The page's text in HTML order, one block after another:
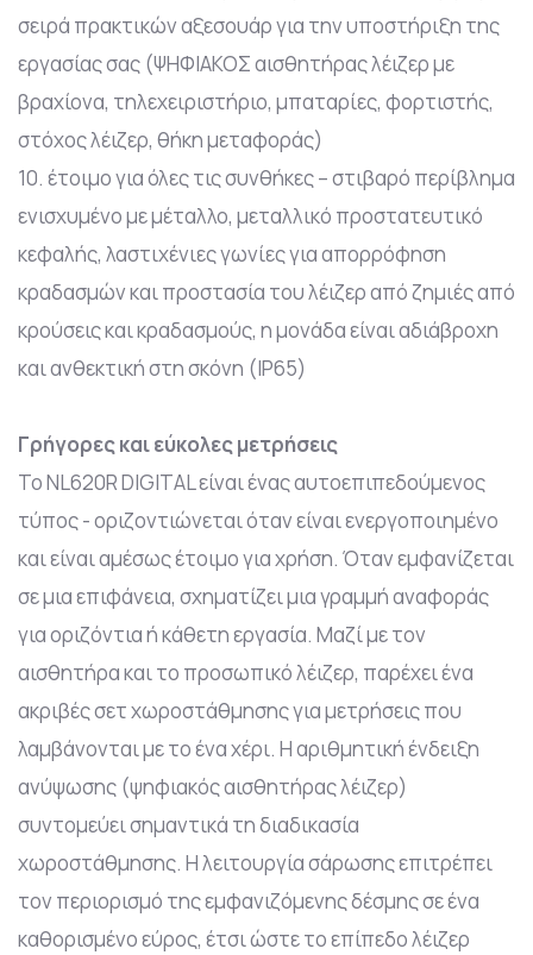
σειρά πρακτικών αξεσουάρ για την υποστήριξη της
εργασίας σας (ΨΗΦΙΑΚΟΣ αισθητήρας λέιζερ με
βραχίονα, τηλεχειριστήριο, μπαταρίες, φορτιστής,
στόχος λέιζερ, θήκη μεταφοράς)
10. έτοιμο για όλες τις συνθήκες – στιβαρό περίβλημα
ενισχυμένο με μέταλλο, μεταλλικό προστατευτικό
κεφαλής, λαστιχένιες γωνίες για απορρόφηση
κραδασμών και προστασία του λέιζερ από ζημιές από
κρούσεις και κραδασμούς, η μονάδα είναι αδιάβροχη
και ανθεκτική στη σκόνη (IP65)
Γρήγορες και εύκολες μετρήσεις
Το NL620R DIGITAL είναι ένας αυτοεπιπεδούμενος
τύπος - οριζοντιώνεται όταν είναι ενεργοποιημένο
και είναι αμέσως έτοιμο για χρήση. Όταν εμφανίζεται
σε μια επιφάνεια, σχηματίζει μια γραμμή αναφοράς
για οριζόντια ή κάθετη εργασία. Μαζί με τον
αισθητήρα και το προσωπικό λέιζερ, παρέχει ένα
ακριβές σετ χωροστάθμησης για μετρήσεις που
λαμβάνονται με το ένα χέρι. Η αριθμητική ένδειξη
ανύψωσης (ψηφιακός αισθητήρας λέιζερ)
συντομεύει σημαντικά τη διαδικασία
χωροστάθμησης. Η λειτουργία σάρωσης επιτρέπει
τον περιορισμό της εμφανιζόμενης δέσμης σε ένα
καθορισμένο εύρος, έτσι ώστε το επίπεδο λέιζερ